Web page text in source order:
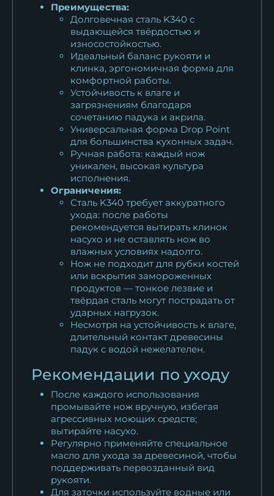
Преимущества:
Долговечная сталь K340 с
выдающейся твёрдостью и
износостойкостью.
Идеальный баланс рукояти и
клинка, эргономичная форма для
комфортной работы.
Устойчивость к влаге и
загрязнениям благодаря
сочетанию падука и акрила.
Универсальная форма Drop Point
для большинства кухонных задач.
Ручная работа: каждый нож
уникален, высокая культура
исполнения.
Ограничения:
Сталь K340 требует аккуратного
ухода: после работы
рекомендуется вытирать клинок
насухо и не оставлять нож во
влажных условиях надолго.
Нож не подходит для рубки костей
или вскрытия замороженных
продуктов — тонкое лезвие и
твёрдая сталь могут пострадать от
ударных нагрузок.
Несмотря на устойчивость к влаге,
длительный контакт древесины
падук с водой нежелателен.
Рекомендации по уходу
После каждого использования
промывайте нож вручную, избегая
агрессивных моющих средств;
вытирайте насухо.
Регулярно применяйте специальное
масло для ухода за древесиной, чтобы
поддерживать первозданный вид
рукояти.
Для заточки используйте водные или